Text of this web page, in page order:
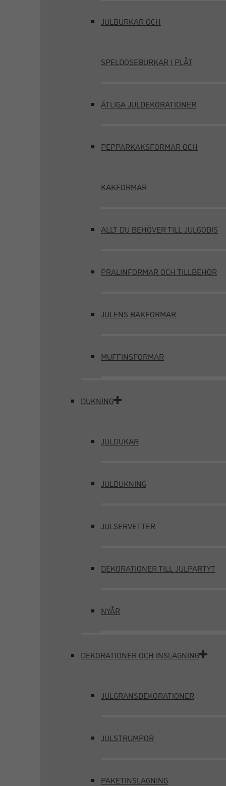
JULBURKAR OCH
SPELDOSEBURKAR I PLÅT
ÄTLIGA JULDEKORATIONER
PEPPARKAKSFORMAR OCH
KAKFORMAR
ALLT DU BEHÖVER TILL JULGODIS
PRALINFORMAR OCH TILLBEHÖR
JULENS BAKFORMAR
MUFFINSFORMAR
DUKNING
JULDUKAR
JULDUKNING
JULSERVETTER
DEKORATIONER TILL JULPARTYT
NYÅR
DEKORATIONER OCH INSLAGNING
JULGRANSDEKORATIONER
JULSTRUMPOR
PAKETINSLAGNING